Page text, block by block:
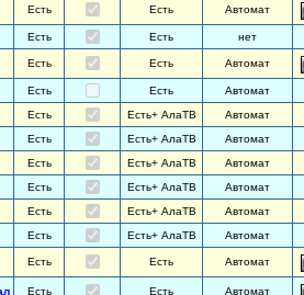
Есть Есть Автомат
Есть Есть нет
Есть Есть Автомат
Есть Есть Автомат
Есть Есть+ АлаТВ Автомат
Есть Есть+ АлаТВ Автомат
Есть Есть+ АлаТВ Автомат
Есть Есть+ АлаТВ Автомат
Есть Есть+ АлаТВ Автомат
Есть Есть+ АлаТВ Автомат
Есть Есть Автомат
Есть Есть Автомат